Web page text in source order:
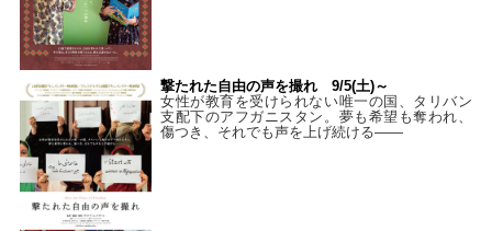
撃たれた自由の声を撮れ 9/5(土)～
女性が教育を受けられない唯一の国、タリバン
支配下のアフガニスタン。夢も希望も奪われ、
傷つき、それでも声を上げ続ける——